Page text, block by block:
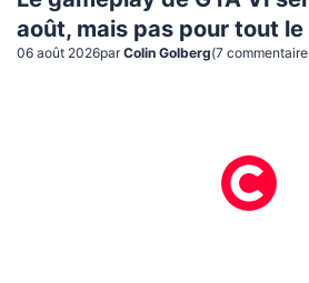
août, mais pas pour tout le
06 août 2026par Colin Golberg(7 commentaire